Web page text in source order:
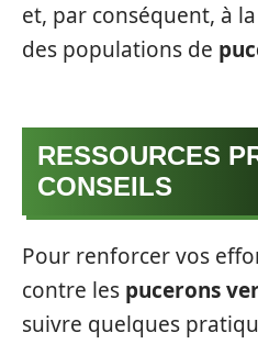
et, par conséquent, à
des populations de
RESSOURCES
CONSEILS
Pour renforcer vos
contre les pucerons
suivre quelques